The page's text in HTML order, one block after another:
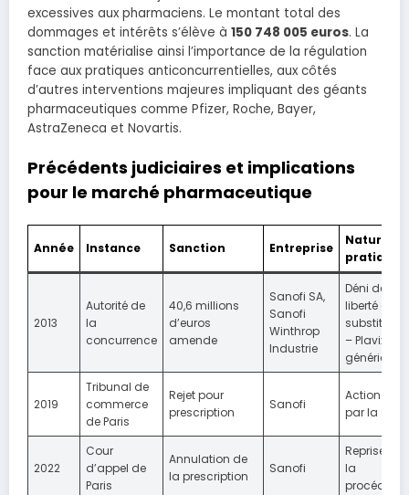
excessives aux pharmaciens. Le montant total des
dommages et intérêts s’élève à 150 748 005 euros. La
sanction matérialise ainsi l’importance de la régulation
face aux pratiques anticoncurrentielles, aux côtés
d’autres interventions majeures impliquant des géants
pharmaceutiques comme Pfizer, Roche, Bayer,
AstraZeneca et Novartis.
Précédents judiciaires et implications
pour le marché pharmaceutique
Année Instance Sanction Entreprise
Nature
pratiques
2013
Autorité de
la
concurrence
40,6 millions
d’euros
amende
Sanofi SA,
Sanofi
Winthrop
Industrie
Déni de
liberté de
– Plavix
génériques
2019
Tribunal de
commerce
de Paris
Rejet pour
prescription
Sanofi
Action
par la
2022
Cour
d’appel de
Paris
Annulation de
la prescription
Sanofi
Reprise de
la
procédure